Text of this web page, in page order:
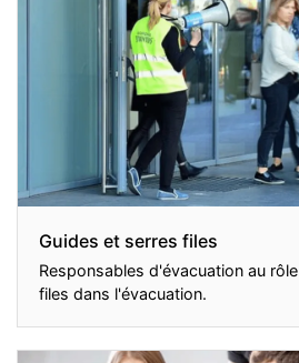
Guides et serres files
Responsables d'évacuation au rôle des guides et serres
files dans l'évacuation.